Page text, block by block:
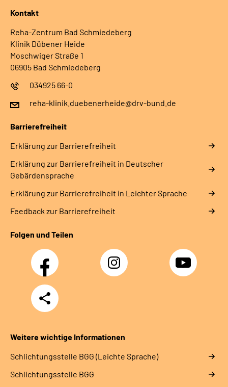
Kontakt
Reha-Zentrum Bad Schmiedeberg
Klinik Dübener Heide
Moschwiger Straße 1
06905 Bad Schmiedeberg
034925 66-0
reha-klinik.duebenerheide@drv-bund.de
Barrierefreiheit
Erklärung zur Barrierefreiheit
Erklärung zur Barrierefreiheit in Deutscher
Gebärdensprache
Erklärung zur Barrierefreiheit in Leichter Sprache
Feedback zur Barrierefreiheit
Folgen und Teilen
Facebook Instagram YouTube
Teilen
Weitere wichtige Informationen
Schlich­tungs­stel­le BGG (Leichte Sprache)
Schlich­tungs­stel­le BGG